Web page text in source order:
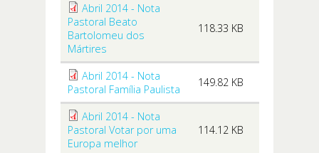
Abril 2014 - Nota
Pastoral Beato
Bartolomeu dos
Mártires
118.33 KB
Abril 2014 - Nota
Pastoral Família Paulista
149.82 KB
Abril 2014 - Nota
Pastoral Votar por uma
Europa melhor
114.12 KB